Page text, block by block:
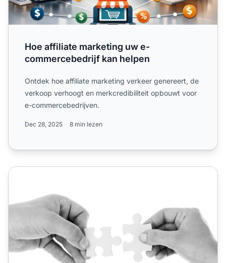
Hoe affiliate marketing uw e-
commercebedrijf kan helpen
Ontdek hoe affiliate marketing verkeer genereert, de
verkoop verhoogt en merkcredibiliteit opbouwt voor
e-commercebedrijven.
Dec 28, 2025 8 min lezen
Hoe e-commerce affiliate marketing te gebruiken om